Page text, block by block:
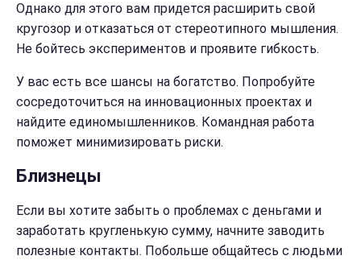
Однако для этого вам придется расширить свой
кругозор и отказаться от стереотипного мышления.
Не бойтесь экспериментов и проявите гибкость.
У вас есть все шансы на богатство. Попробуйте
сосредоточиться на инновационных проектах и
найдите единомышленников. Командная работа
поможет минимизировать риски.
Близнецы
Если вы хотите забыть о проблемах с деньгами и
заработать кругленькую сумму, начните заводить
полезные контакты. Побольше общайтесь с людьми